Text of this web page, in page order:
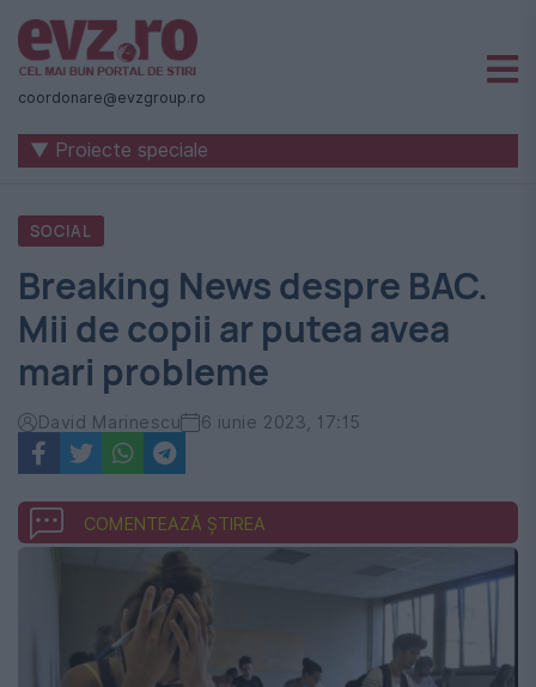
Știri
naționale
internaționale
România
-
Evenimentul
Zilei
coordonare@evzgroup.ro
▼ Proiecte speciale
SOCIAL
Breaking News despre BAC.
Mii de copii ar putea avea
mari probleme
David Marinescu 6 iunie 2023, 17:15
COMENTEAZĂ ȘTIREA